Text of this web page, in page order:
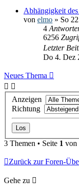
Abhängigkeit
von elmo » So
4
6256
Letzter
Do 4. Dez
Neues Thema
Anzeigen
Richtung
3 Themen • Seite 1 von
Zurück zur Foren-
Gehe zu